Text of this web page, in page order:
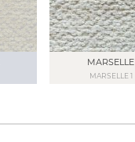
MARSELLE
MARSELLE 1